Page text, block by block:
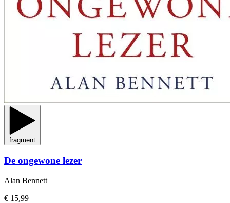
fragment
De ongewone lezer
Alan Bennett
€ 15,99